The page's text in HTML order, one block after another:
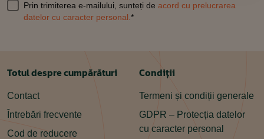
Prin trimiterea e-mailului, sunteți de acord cu prelucrarea
datelor cu caracter personal. *
Totul despre cumpărături
Contact
Întrebări frecvente
Cod de reducere
Condiții
Termeni și condiții generale
GDPR – Protecția datelor
cu caracter personal